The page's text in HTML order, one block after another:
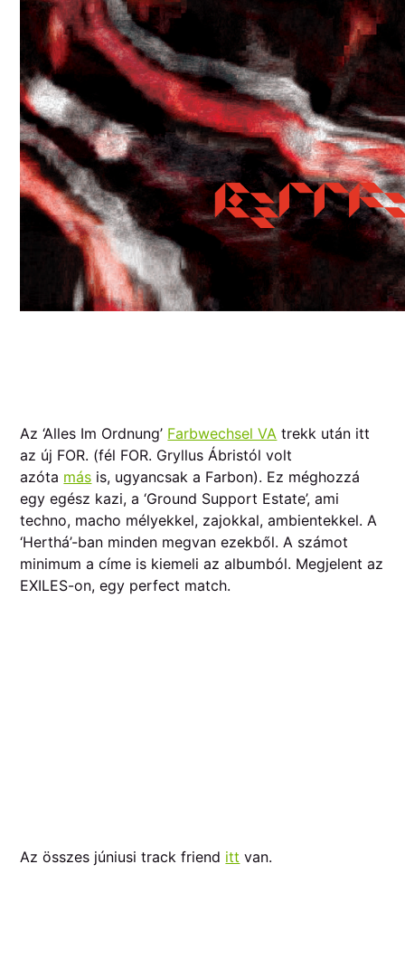
Az ‘Alles Im Ordnung’ Farbwechsel VA trekk után itt
az új FOR. (fél FOR. Gryllus Ábristól volt
azóta más is, ugyancsak a Farbon). Ez méghozzá
egy egész kazi, a ‘Ground Support Estate’, ami
techno, macho mélyekkel, zajokkal, ambientekkel. A
‘Herthá’-ban minden megvan ezekből. A számot
minimum a címe is kiemeli az albumból. Megjelent az
EXILES-on, egy perfect match.
Az összes júniusi track friend itt van.